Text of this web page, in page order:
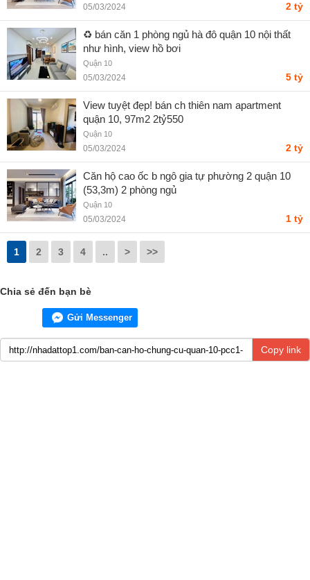
05/03/2024 2 tỷ
♻️ bán căn 1 phòng ngủ hà đô quận 10 nội thất
như hình, view hồ bơi
Quận 10
05/03/2024 5 tỷ
View tuyệt đẹp! bán ch thiên nam apartment
quận 10, 97m2 2tỷ550
Quận 10
05/03/2024 2 tỷ
Căn hộ cao ốc b ngô gia tự phường 2 quận 10
(53,3m) 2 phòng ngủ
Quận 10
05/03/2024 1 tỷ
1 2 3 4 .. > >>
Chia sẻ đến bạn bè
Gửi Messenger
Copy link